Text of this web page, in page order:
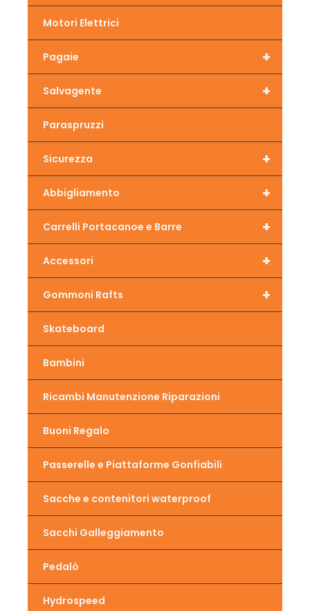
Motori Elettrici
+
Pagaie
+
Salvagente
Paraspruzzi
+
Sicurezza
+
Abbigliamento
+
Carrelli Portacanoe e Barre
+
Accessori
+
Gommoni Rafts
Skateboard
Bambini
Ricambi Manutenzione Riparazioni
Buoni Regalo
Passerelle e Piattaforme Gonfiabili
Sacche e contenitori waterproof
Sacchi Galleggiamento
Pedalò
Hydrospeed